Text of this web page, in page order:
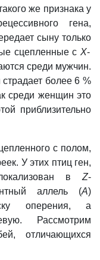
же признака у
гена,
сыну только
сцепленные сХ-
среди мужчин.
более 6 %
среди женщин это
приблизительно
с полом,
У этих птиц ген,
в Z-
аллель (А)
оперения, а
Рассмотрим
отличающихся